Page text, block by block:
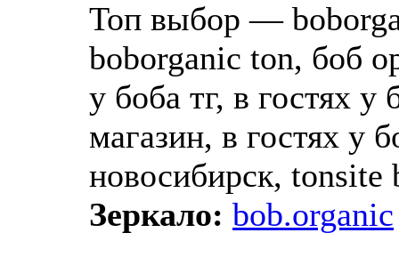
Топ выбор —
boborganic ton, боб
у боба тг, в гостях у
магазин, в гостях у
новосибирск, tonsite
Зеркало: bob.organic